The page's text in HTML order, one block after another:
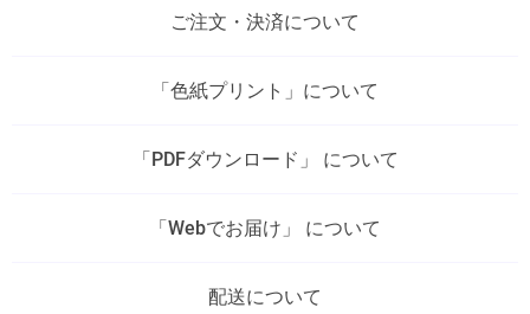
ご注文・決済について
「色紙プリント」について
「PDFダウンロード」 について
「Webでお届け」 について
配送について